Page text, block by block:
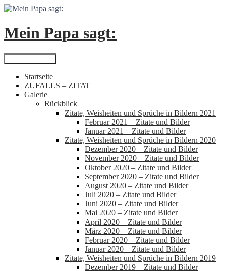
Zum
springen
Mein Papa sagt:
Suchen
Startseite
ZUFALLS – ZITAT
Galerie
Rückblick
Zitate, Weisheiten und Sprüche in Bildern 2021
Februar 2021 – Zitate und Bilder
Januar 2021 – Zitate und Bilder
Zitate, Weisheiten und Sprüche in Bildern 2020
Dezember 2020 – Zitate und Bilder
November 2020 – Zitate und Bilder
Oktober 2020 – Zitate und Bilder
September 2020 – Zitate und Bilder
August 2020 – Zitate und Bilder
Juli 2020 – Zitate und Bilder
Juni 2020 – Zitate und Bilder
Mai 2020 – Zitate und Bilder
April 2020 – Zitate und Bilder
März 2020 – Zitate und Bilder
Februar 2020 – Zitate und Bilder
Januar 2020 – Zitate und Bilder
Zitate, Weisheiten und Sprüche in Bildern 2019
Dezember 2019 – Zitate und Bilder